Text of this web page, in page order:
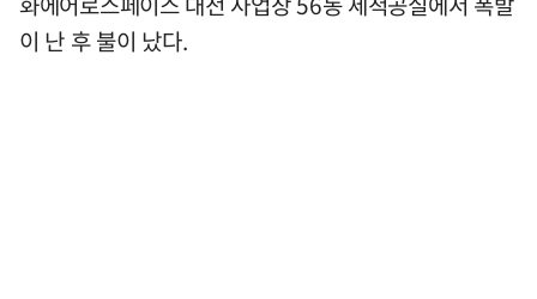
이 난 후 불이 났다.